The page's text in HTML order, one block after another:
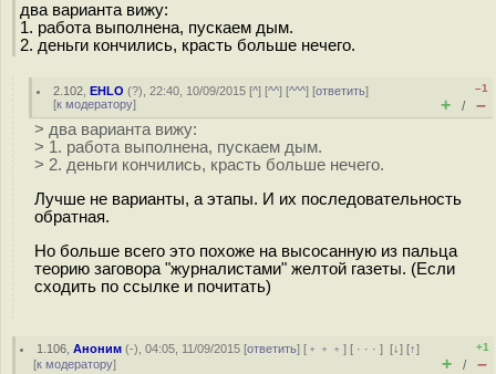
два варианта вижу:
1. работа выполнена, пускаем дым.
2. деньги кончились, красть больше нечего.
2.102 ,EHLO (?), 22:40, 10/09/2015 [^] [^^] [^^^] [ответить]
[к модератору]
–1
+ / –
> два варианта вижу:
> 1. работа выполнена, пускаем дым.
> 2. деньги кончились, красть больше нечего.
Лучше не варианты, а этапы. И их последовательность
обратная.
Но больше всего это похоже на высосанную из пальца
теорию заговора "журналистами" желтой газеты. (Если
сходить по ссылке и почитать)
1.106 ,Аноним (-), 04:05, 11/09/2015 [ответить] [ ﹢﹢﹢] [ · · ·][↓] [↑]
[к модератору]
+1
+ / –